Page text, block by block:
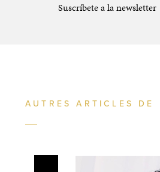
Suscríbete a la newsletter
AUTRES ARTICLES DE